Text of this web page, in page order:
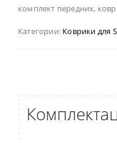
комплект передних,
Категории: Коврики для